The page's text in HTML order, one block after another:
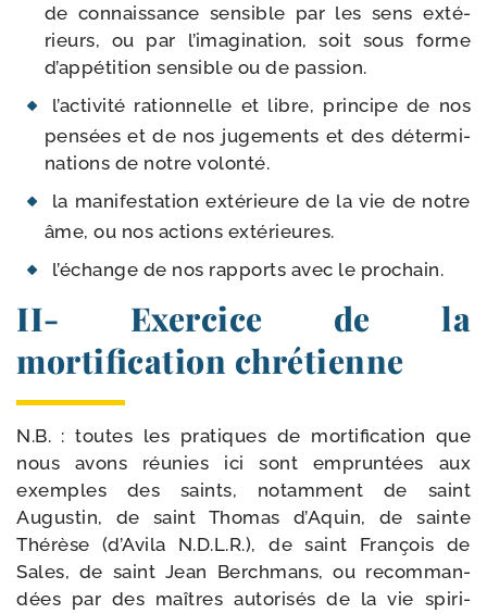
de connais­sance sen­sible par les sens exté­
rieurs, ou par l’i­ma­gi­na­tion, soit sous forme
d’ap­pé­ti­tion sen­sible ou de passion.
l’ac­ti­vi­té ration­nelle et libre, prin­cipe de nos
pen­sées et de nos juge­ments et des déter­mi­
na­tions de notre volonté.
la mani­fes­ta­tion exté­rieure de la vie de notre
âme, ou nos actions extérieures.
l’é­change de nos rap­ports avec le prochain.
II- Exercice de la
mortification chrétienne
N.B. : toutes les pra­tiques de mor­ti­fi­ca­tion que
nous avons réunies ici sont emprun­tées aux
exemples des saints, notam­ment de saint
Augustin, de saint Thomas d’Aquin, de sainte
Thérèse (d’Avila N.D.L.R.), de saint François de
Sales, de saint Jean Berchmans, ou recom­man­
dées par des maîtres auto­ri­sés de la vie spi­ri­